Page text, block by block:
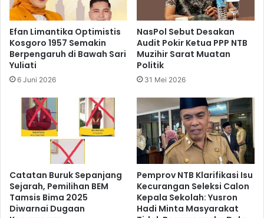
Efan Limantika Optimistis
Kosgoro 1957 Semakin
Berpengaruh di Bawah Sari
Yuliati
6 Juni 2026
NasPol Sebut Desakan
Audit Pokir Ketua PPP NTB
Muzihir Sarat Muatan
Politik
31 Mei 2026
Catatan Buruk Sepanjang
Sejarah, Pemilihan BEM
Tamsis Bima 2025
Diwarnai Dugaan
Pemprov NTB Klarifikasi Isu
Kecurangan Seleksi Calon
Kepala Sekolah: Yusron
Hadi Minta Masyarakat